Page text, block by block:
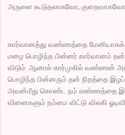
அருளை கூடுதலாகவோ, குறைவாகவோ
கார்வானத்து வண்ணத்தை
மழை பொழிந்த பின்னர் கார்வானம்
விடும். ஆனால் கார்முகில் வண்ணன்
பொழிந்த பின்னரும் தன் நிறத்தை
அவன்மீது கொண்ட நம் எண்ணத்தை
வினைகளும் நம்மை விட்டு விலகி